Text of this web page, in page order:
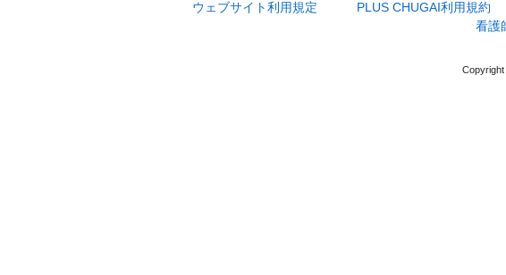
ウェブサイト利用規定 PLUS CHUGAI利用規約
看護
Copyright